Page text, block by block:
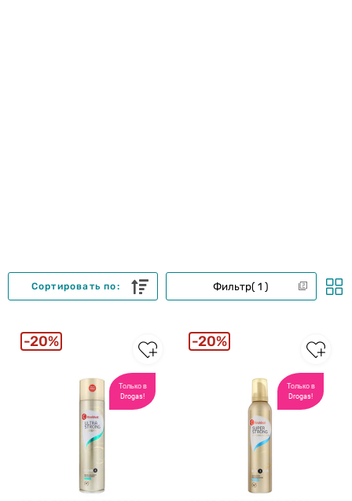
Фильтр 1
Сортировать по:
Только в
Drogas!
20%
Только в
Drogas!
20%